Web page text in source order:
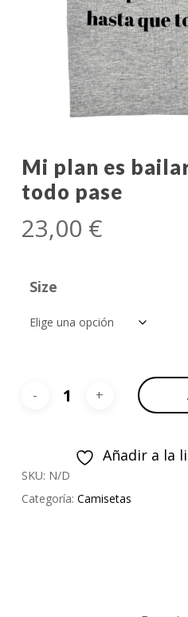
Mi plan es
todo pase
23,00 €
Size
Añadir a la
SKU: N/D
Categoría: Camisetas